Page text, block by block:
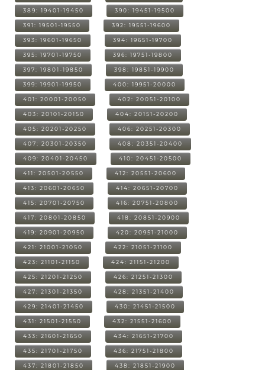
389: 19401-19450 390: 19451-19500
391: 19501-19550 392: 19551-19600
393: 19601-19650 394: 19651-19700
395: 19701-19750 396: 19751-19800
397: 19801-19850 398: 19851-19900
399: 19901-19950 400: 19951-20000
401: 20001-20050 402: 20051-20100
403: 20101-20150 404: 20151-20200
405: 20201-20250 406: 20251-20300
407: 20301-20350 408: 20351-20400
409: 20401-20450 410: 20451-20500
411: 20501-20550 412: 20551-20600
413: 20601-20650 414: 20651-20700
415: 20701-20750 416: 20751-20800
417: 20801-20850 418: 20851-20900
419: 20901-20950 420: 20951-21000
421: 21001-21050 422: 21051-21100
423: 21101-21150 424: 21151-21200
425: 21201-21250 426: 21251-21300
427: 21301-21350 428: 21351-21400
429: 21401-21450 430: 21451-21500
431: 21501-21550 432: 21551-21600
433: 21601-21650 434: 21651-21700
435: 21701-21750 436: 21751-21800
437: 21801-21850 438: 21851-21900